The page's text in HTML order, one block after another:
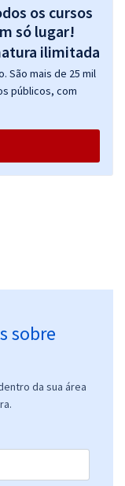
os cursos
só lugar!
São mais de 25 mil
públicos, com
sobre
da sua área